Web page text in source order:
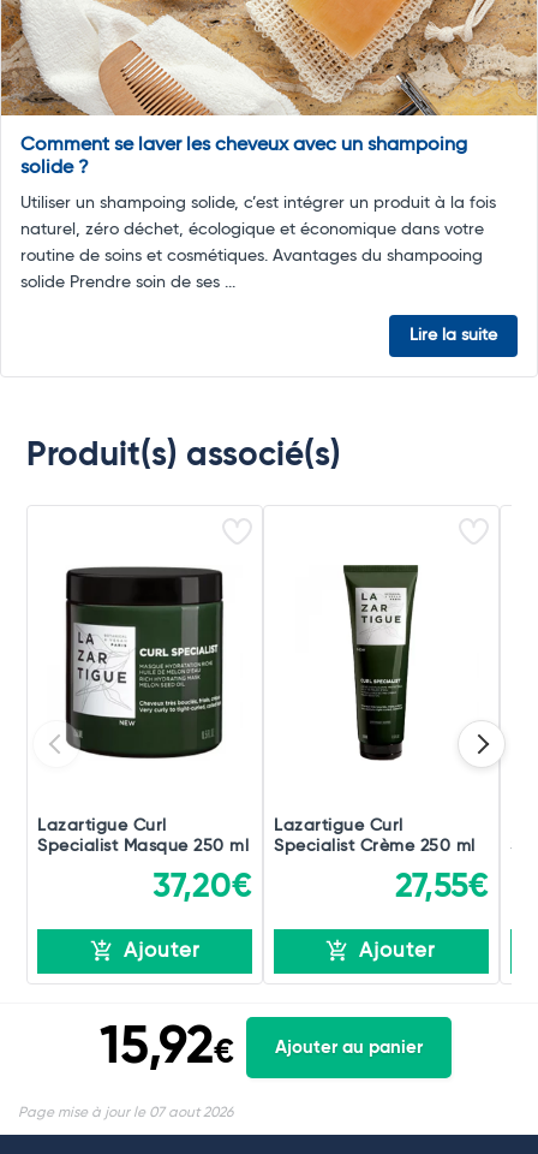
Comment se laver les cheveux avec un shampoing
solide ?
Utiliser un shampoing solide, c’est intégrer un produit à la fois
naturel, zéro déchet, écologique et économique dans votre
routine de soins et cosmétiques. Avantages du shampooing
solide Prendre soin de ses ...
Lire la suite
Produit(s) associé(s)
Lazartigue Curl
Specialist Masque 250 ml
37,20€
Ajouter
Lazartigue Curl
Specialist Crème 250 ml
27,55€
Ajouter
15,92€ Ajouter au panier
Page mise à jour le 07 aout 2026